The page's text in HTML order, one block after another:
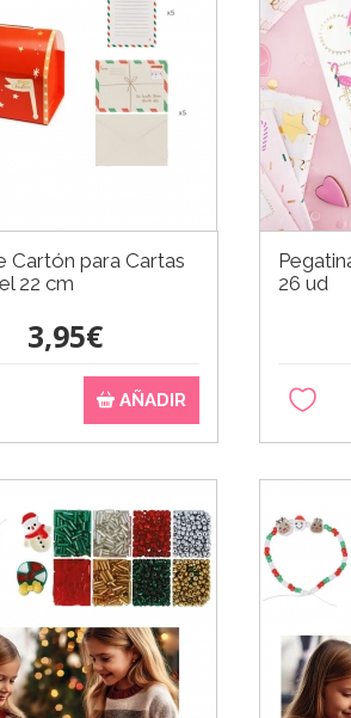
Cartón para Cartas
22 cm
3,95€
AÑADIR
26 ud